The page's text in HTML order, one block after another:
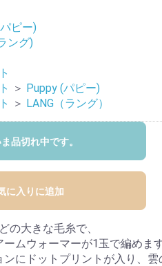
ピー)
ング)
＞ Puppy (パピー)
＞ LANG（ラング）
品切れ中です。
に入りに追加
の大きな毛糸で、
ムウォーマーが1玉で編めます
ンにドットプリントが入り、